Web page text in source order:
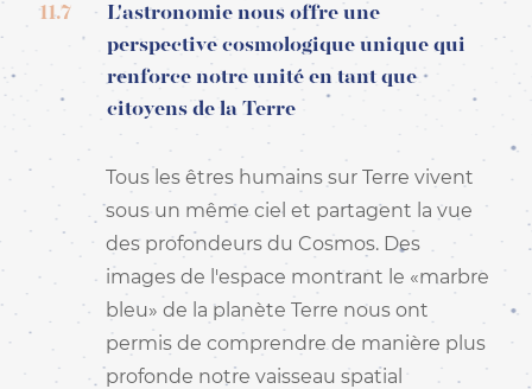
11.7
L'astronomie nous offre une
perspective cosmologique unique qui
renforce notre unité en tant que
citoyens de la Terre
Tous les êtres humains sur Terre vivent
sous un même ciel et partagent la vue
des profondeurs du Cosmos. Des
images de l'espace montrant le «marbre
bleu» de la planète Terre nous ont
permis de comprendre de manière plus
profonde notre vaisseau spatial